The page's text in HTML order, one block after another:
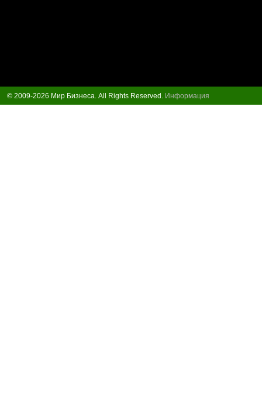
© 2009-2026 Мир Бизнеса. All Rights Reserved. Информация